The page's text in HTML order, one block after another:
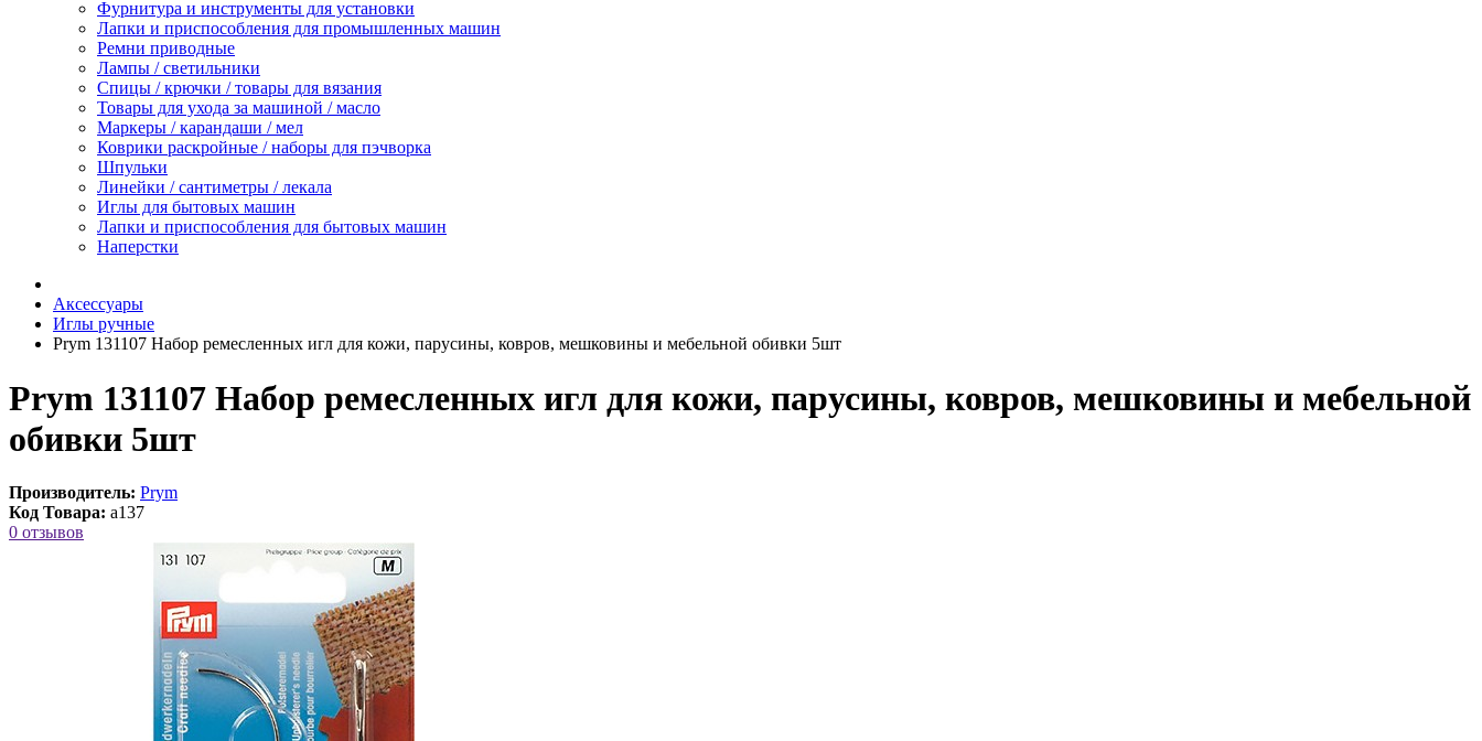
Фурнитура и инструменты для установки
Лапки и приспособления для промышленных машин
Ремни приводные
Лампы / светильники
Спицы / крючки / товары для вязания
Товары для ухода за машиной / масло
Маркеры / карандаши / мел
Коврики раскройные / наборы для пэчворка
Шпульки
Линейки / сантиметры / лекала
Иглы для бытовых машин
Лапки и приспособления для бытовых машин
Наперстки
Аксессуары
Иглы ручные
Prym 131107 Набор ремесленных игл для кожи, парусины, ковров, мешковины и мебельной обивки 5шт
Prym 131107 Набор ремесленных игл для кожи, парусины, ковров, мешковины и мебельной
обивки 5шт
Производитель: Prym
Код Товара: a137
0 отзывов